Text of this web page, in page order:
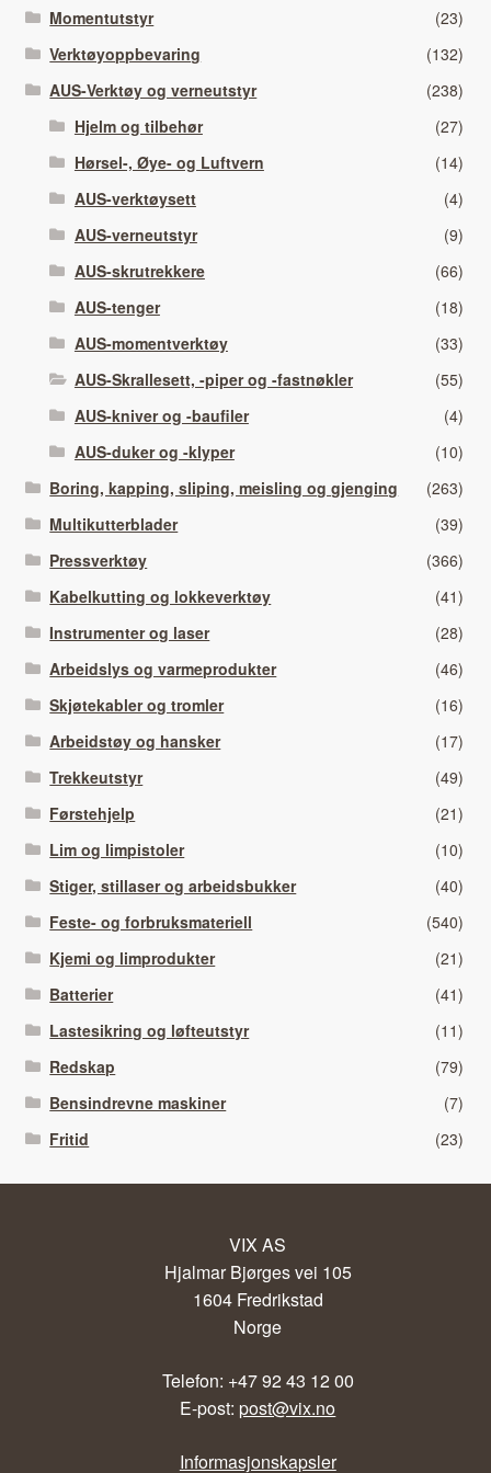
Momentutstyr
(23)
Verktøyoppbevaring
(132)
AUS-Verktøy og verneutstyr
(238)
Hjelm og tilbehør
(27)
Hørsel-, Øye- og Luftvern
(14)
AUS-verktøysett
(4)
AUS-verneutstyr
(9)
AUS-skrutrekkere
(66)
AUS-tenger
(18)
AUS-momentverktøy
(33)
AUS-Skrallesett, -piper og -fastnøkler
(55)
AUS-kniver og -baufiler
(4)
AUS-duker og -klyper
(10)
Boring, kapping, sliping, meisling og gjenging
(263)
Multikutterblader
(39)
Pressverktøy
(366)
Kabelkutting og lokkeverktøy
(41)
Instrumenter og laser
(28)
Arbeidslys og varmeprodukter
(46)
Skjøtekabler og tromler
(16)
Arbeidstøy og hansker
(17)
Trekkeutstyr
(49)
Førstehjelp
(21)
Lim og limpistoler
(10)
Stiger, stillaser og arbeidsbukker
(40)
Feste- og forbruksmateriell
(540)
Kjemi og limprodukter
(21)
Batterier
(41)
Lastesikring og løfteutstyr
(11)
Redskap
(79)
Bensindrevne maskiner
(7)
Fritid
(23)
VIX AS
Hjalmar Bjørges vei 105
1604 Fredrikstad
Norge
Telefon: +47 92 43 12 00
E-post:post@vix.no
Informasjonskapsler